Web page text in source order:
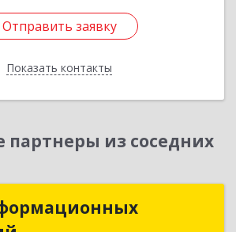
Отправить заявку
Показать контакты
Отправить заявку
Назад
из соседних
информационных